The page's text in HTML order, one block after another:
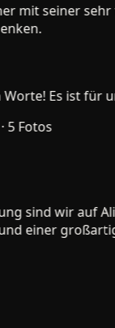
seiner sehr
Es ist für
Fotos
sind wir auf
einer